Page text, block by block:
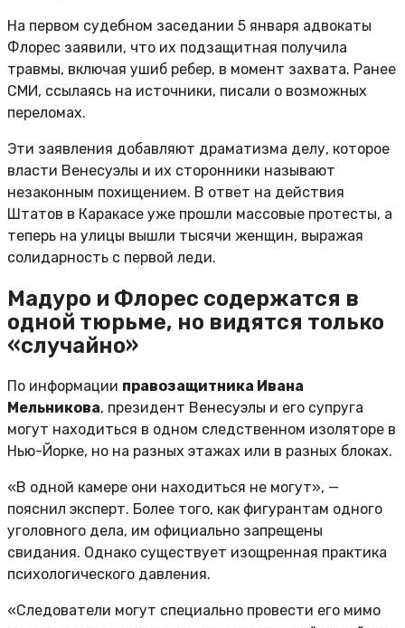
На первом судебном заседании 5 января адвокаты
Флорес заявили, что их подзащитная получила
травмы, включая ушиб ребер, в момент захвата. Ранее
СМИ, ссылаясь на источники, писали о возможных
переломах.
Эти заявления добавляют драматизма делу, которое
власти Венесуэлы и их сторонники называют
незаконным похищением. В ответ на действия
Штатов в Каракасе уже прошли массовые протесты, а
теперь на улицы вышли тысячи женщин, выражая
солидарность с первой леди.
​​Мадуро и Флорес содержатся в
одной тюрьме, но видятся только
«случайно»
​По информации правозащитника Ивана
Мельникова, президент Венесуэлы и его супруга
могут находиться в одном следственном изоляторе в
Нью-Йорке, но на разных этажах или в разных блоках.
«В одной камере они находиться не могут», —
пояснил эксперт. Более того, как фигурантам одного
уголовного дела, им официально запрещены
свидания. Однако существует изощренная практика
психологического давления.
«Следователи могут специально провести его мимо